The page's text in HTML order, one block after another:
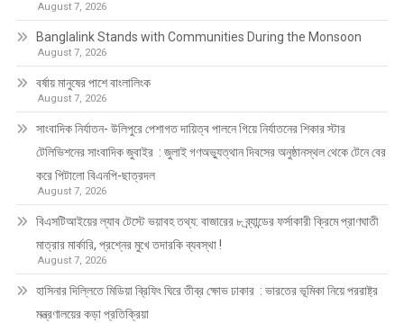
August 7, 2026
Banglalink Stands with Communities During the Monsoon
August 7, 2026
বর্ষায় মানুষের পাশে বাংলালিংক
August 7, 2026
সাংবাদিক নির্যাতন- উলিপুরে পেশাগত দায়িত্ব পালনে গিয়ে নির্যাতনের শিকার স্টার
টেলিভিশনের সাংবাদিক জুবাইর : জুলাই গণঅভ্যুত্থান দিবসের অনুষ্ঠানস্থল থেকে টেনে বের
করে পিটালো বিএনপি-ছাত্রদল
August 7, 2026
বিএসটিআইয়ের ল্যাব টেস্টে ভয়াবহ তথ্য: বাজারের ৮ ব্র্যান্ডের ফর্সাকারী ক্রিমে প্রাণঘাতী
মাত্রার মার্কারি, প্রশ্নের মুখে তদারকি ব্যবস্থা !
August 7, 2026
হাসিনার দিল্লিতে মিডিয়া ব্রিফিং ঘিরে তীব্র ক্ষোভ ঢাকার : ভারতের ভূমিকা নিয়ে পররাষ্ট্র
মন্ত্রণালয়ের কড়া প্রতিক্রিয়া